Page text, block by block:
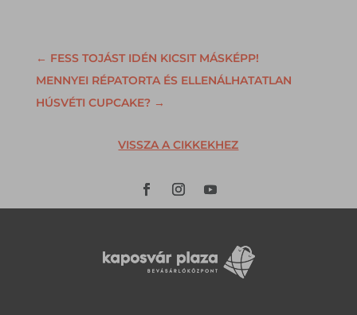
← FESS TOJÁST IDÉN KICSIT MÁSKÉPP!
MENNYEI RÉPATORTA ÉS ELLENÁLHATATLAN
HÚSVÉTI CUPCAKE?→
VISSZA A CIKKEKHEZ